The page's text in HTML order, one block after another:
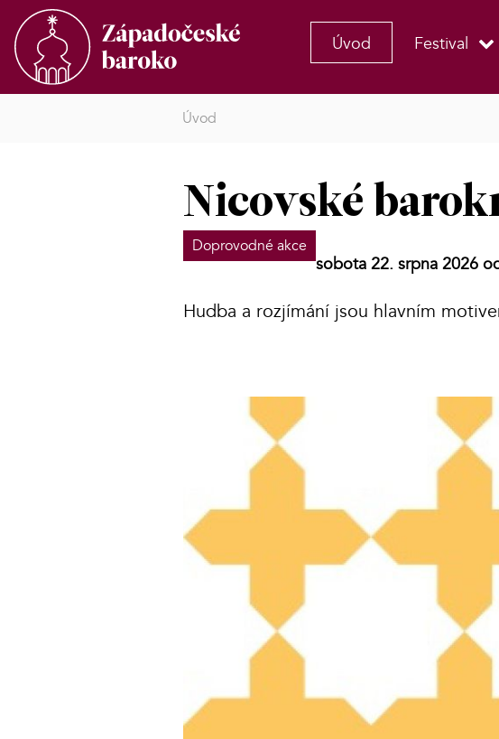
Úvod Festival
Úvod
Nicovské
Doprovodné akce
sobota 22. srpna 2026
Hudba a rozjímání jsou hlavním